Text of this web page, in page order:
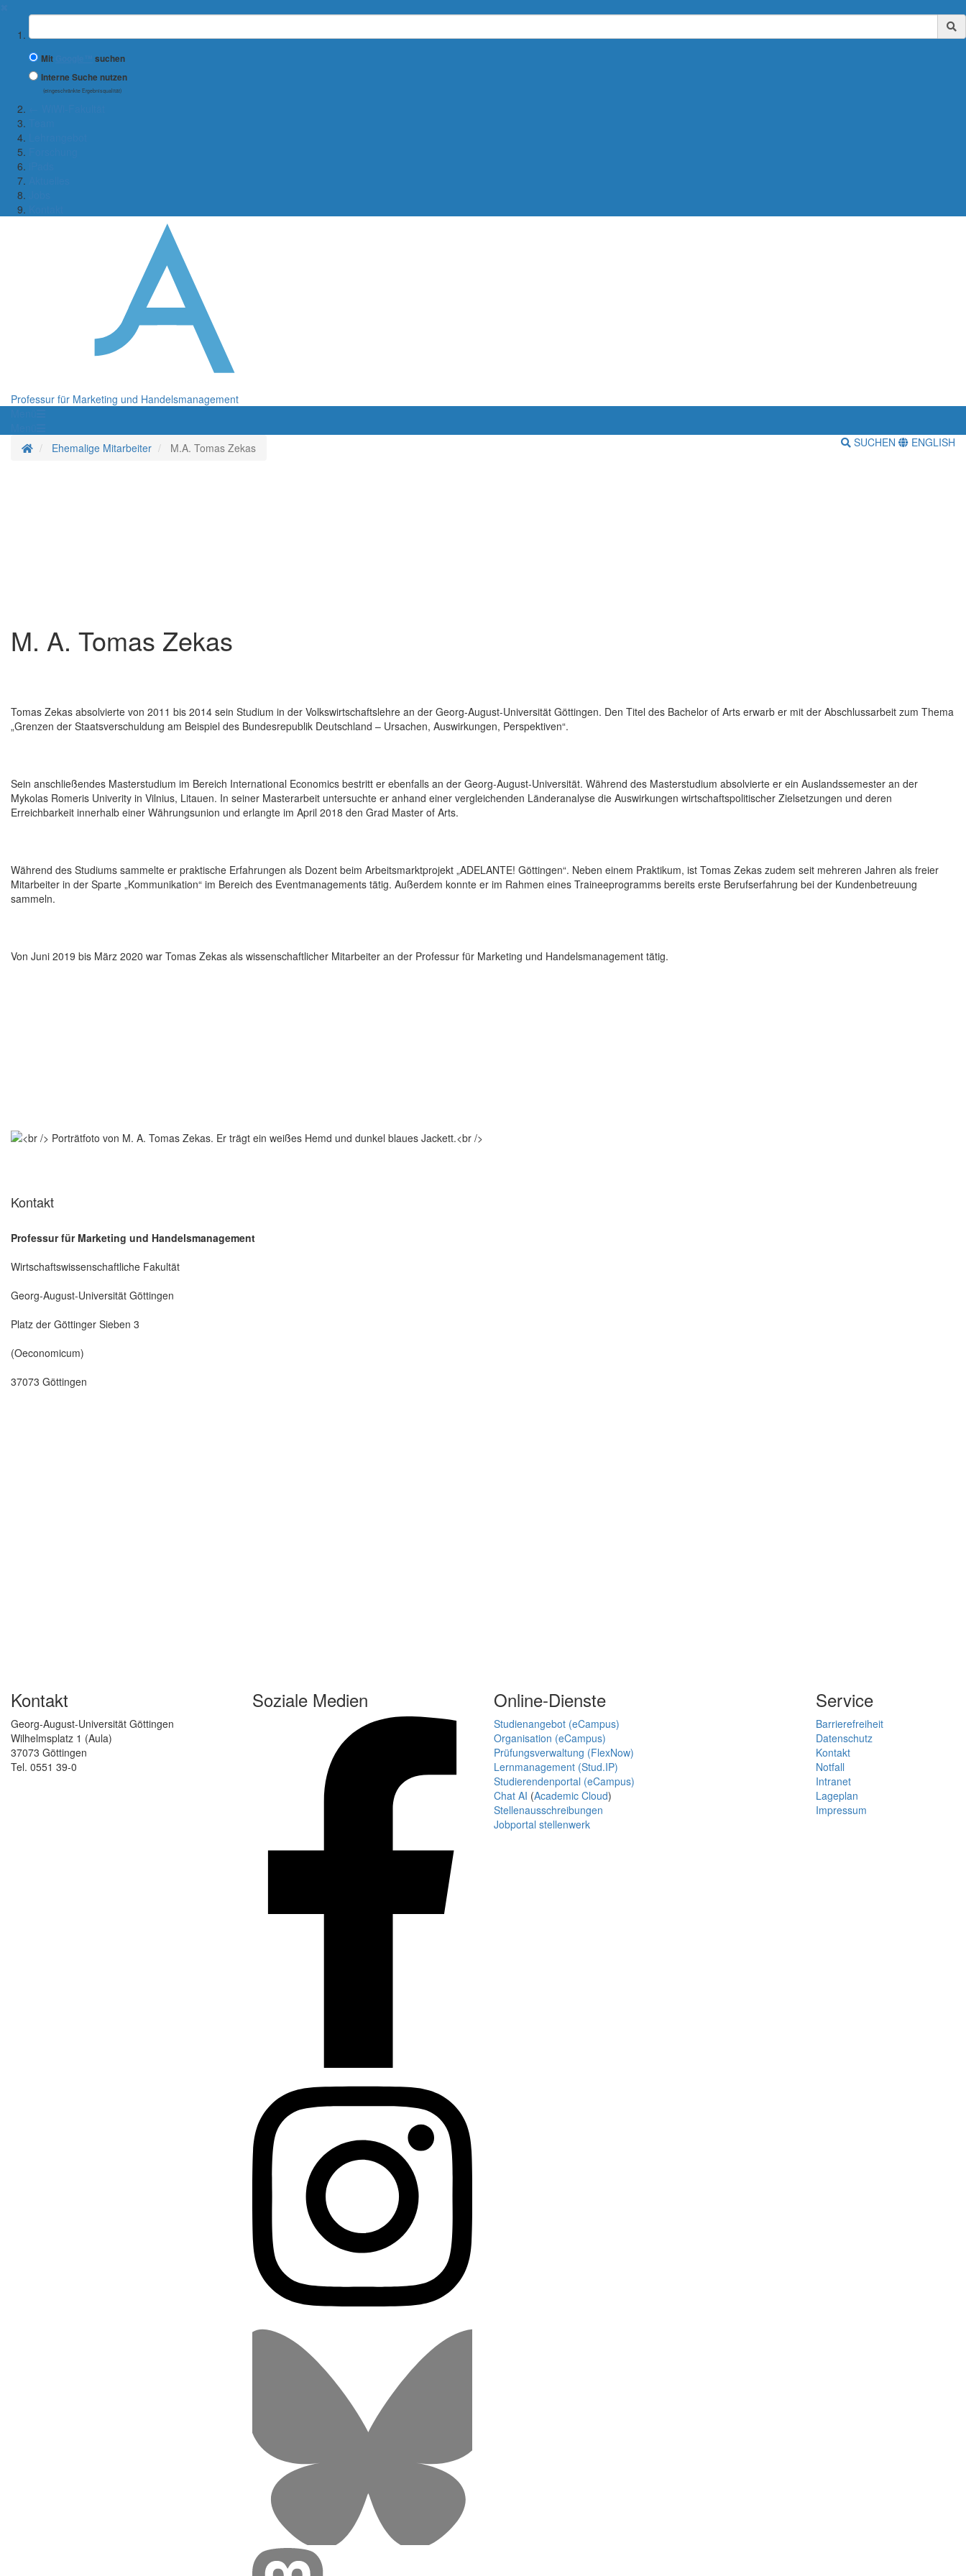
Suchbegriff
Mit
suchen
Interne Suche nutzen
(eingeschränkte Ergebnisqualität)
Professur für Marketing und Handelsmanagement
StartseiteEhemalige Mitarbeiter M.A. Tomas Zekas SUCHEN ENGLISH
M. A. Tomas Zekas
Tomas Zekas absolvierte von 2011 bis 2014 sein Studium in der Volkswirtschaftslehre an der Georg-August-Universität Göttingen. Den Titel des Bachelor of Arts erwarb er mit der Abschlussarbeit zum Thema
„Grenzen der Staatsverschuldung am Beispiel des Bundesrepublik Deutschland – Ursachen, Auswirkungen, Perspektiven“.
Sein anschließendes Masterstudium im Bereich International Economics bestritt er ebenfalls an der Georg-August-Universität. Während des Masterstudium absolvierte er ein Auslandssemester an der
Mykolas Romeris Univerity in Vilnius, Litauen. In seiner Masterarbeit untersuchte er anhand einer vergleichenden Länderanalyse die Auswirkungen wirtschaftspolitischer Zielsetzungen und deren
Erreichbarkeit innerhalb einer Währungsunion und erlangte im April 2018 den Grad Master of Arts.
Während des Studiums sammelte er praktische Erfahrungen als Dozent beim Arbeitsmarktprojekt „ADELANTE! Göttingen“. Neben einem Praktikum, ist Tomas Zekas zudem seit mehreren Jahren als freier
Mitarbeiter in der Sparte „Kommunikation“ im Bereich des Eventmanagements tätig. Außerdem konnte er im Rahmen eines Traineeprogramms bereits erste Berufserfahrung bei der Kundenbetreuung
sammeln.
Von Juni 2019 bis März 2020 war Tomas Zekas als wissenschaftlicher Mitarbeiter an der Professur für Marketing und Handelsmanagement tätig.
Kontakt
Professur für Marketing und Handelsmanagement
Wirtschaftswissenschaftliche Fakultät
Georg-August-Universität Göttingen
Platz der Göttinger Sieben 3
(Oeconomicum)
37073 Göttingen
Kontakt
Georg-August-Universität Göttingen
Wilhelmsplatz 1 (Aula)
37073 Göttingen
Tel. 0551 39-0
Soziale Medien Online-Dienste
Studienangebot (eCampus)
Organisation (eCampus)
Prüfungsverwaltung (FlexNow)
Lernmanagement (Stud.IP)
Studierendenportal (eCampus)
Chat AI (Academic Cloud)
Stellenausschreibungen
Jobportal stellenwerk
Service
Barrierefreiheit
Datenschutz
Kontakt
Notfall
Intranet
Lageplan
Impressum